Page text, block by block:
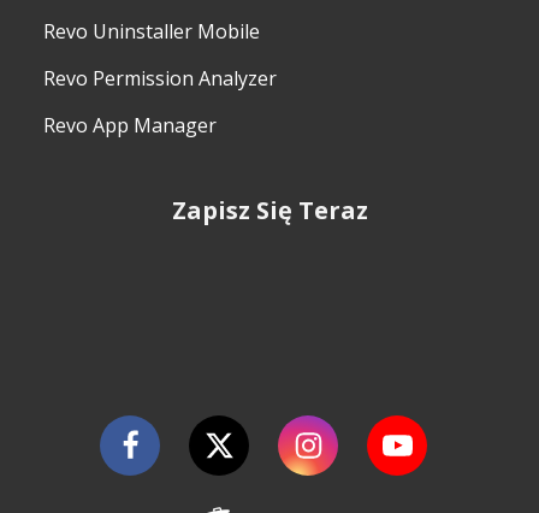
Revo Uninstaller Mobile
Revo Permission Analyzer
Revo App Manager
Zapisz Się Teraz